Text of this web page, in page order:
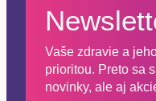
Vaše zdravie a
prioritou. Preto sa
novinky, ale aj